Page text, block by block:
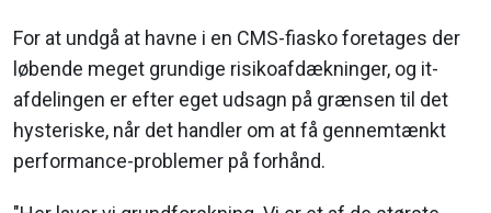
For at undgå at havne i en CMS-fiasko foretages der
løbende meget grundige risikoafdækninger, og it-
afdelingen er efter eget udsagn på grænsen til det
hysteriske, når det handler om at få gennemtænkt
performance-problemer på forhånd.